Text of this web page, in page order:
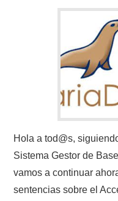
Hola a tod@s,
Sistema Gestor de
vamos a continuar
sentencias sobre el